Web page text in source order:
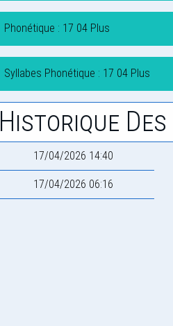
Phonétique : 17 04 Plus
Syllabes Phonétique : 17 04 Plus
Historique
17/04/2026 14:40
17/04/2026 06:16